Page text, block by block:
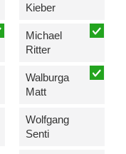
Kieber
Michael
Ritter
Walburga
Matt
Wolfgang
Senti